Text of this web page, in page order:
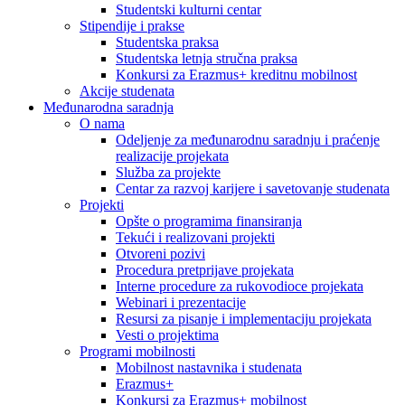
Studentski kulturni centar
Stipendije i prakse
Studentska praksa
Studentska letnja stručna praksa
Konkursi za Erazmus+ kreditnu mobilnost
Akcije studenata
Međunarodna saradnja
O nama
Odeljenje za međunarodnu saradnju i praćenje
realizacije projekata
Služba za projekte
Centar za razvoj karijere i savetovanje studenata
Projekti
Opšte o programima finansiranja
Tekući i realizovani projekti
Otvoreni pozivi
Procedura pretprijave projekata
Interne procedure za rukovodioce projekata
Webinari i prezentacije
Resursi za pisanje i implementaciju projekata
Vesti o projektima
Programi mobilnosti
Mobilnost nastavnika i studenata
Erazmus+
Konkursi za Erazmus+ mobilnost